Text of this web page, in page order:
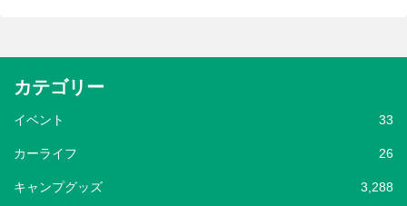
カテゴリー
イベント 33
カーライフ 26
キャンプグッズ 3,288